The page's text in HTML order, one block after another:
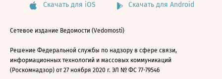
Скачать для iOS Скачать для Android
Сетевое издание Ведомости (Vedomosti)
Решение Федеральной службы по надзору в сфере связи,
информационных технологий и массовых коммуникаций
(Роскомнадзор) от 27 ноября 2020 г. ЭЛ № ФС 77-79546